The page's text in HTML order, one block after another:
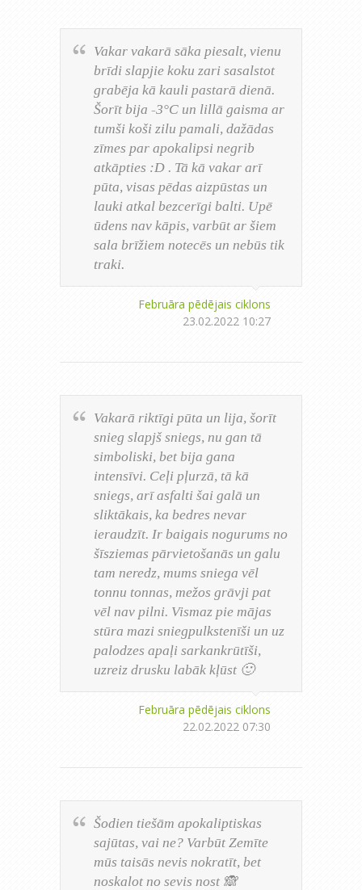
Vakar vakarā sāka piesalt, vienu
brīdi slapjie koku zari sasalstot
grabēja kā kauli pastarā dienā.
Šorīt bija -3°C un lillā gaisma ar
tumši koši zilu pamali, dažādas
zīmes par apokalipsi negrib
atkāpties :D . Tā kā vakar arī
pūta, visas pēdas aizpūstas un
lauki atkal bezcerīgi balti. Upē
ūdens nav kāpis, varbūt ar šiem
sala brīžiem notecēs un nebūs tik
traki.
Februāra pēdējais ciklons
23.02.2022 10:27
Vakarā riktīgi pūta un lija, šorīt
snieg slapjš sniegs, nu gan tā
simboliski, bet bija gana
intensīvi. Ceļi pļurzā, tā kā
sniegs, arī asfalti šai galā un
sliktākais, ka bedres nevar
ieraudzīt. Ir baigais nogurums no
šīsziemas pārvietošanās un galu
tam neredz, mums sniega vēl
tonnu tonnas, mežos grāvji pat
vēl nav pilni. Vismaz pie mājas
stūra mazi sniegpulkstenīši un uz
palodzes apaļi sarkankrūtīši,
uzreiz drusku labāk kļūst 🙂
Februāra pēdējais ciklons
22.02.2022 07:30
Šodien tiešām apokaliptiskas
sajūtas, vai ne? Varbūt Zemīte
mūs taisās nevis nokratīt, bet
noskalot no sevis nost 🙈